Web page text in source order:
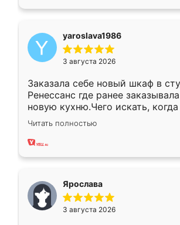
yaroslava1986
3 августа 2026
Заказала себе новый шкаф в
Ренессанс где ранее
новую кухню.Чего искать,
вполне довольна. Служит кухня
два года, нареканий нет.
Читать полностью
Ярослава
3 августа 2026